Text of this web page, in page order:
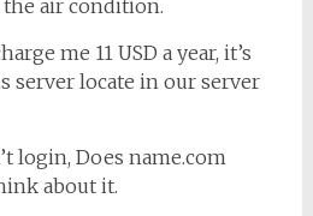
the air condition.
me 11 USD a year, it’s
server locate in our server
login, Does name.com
about it.